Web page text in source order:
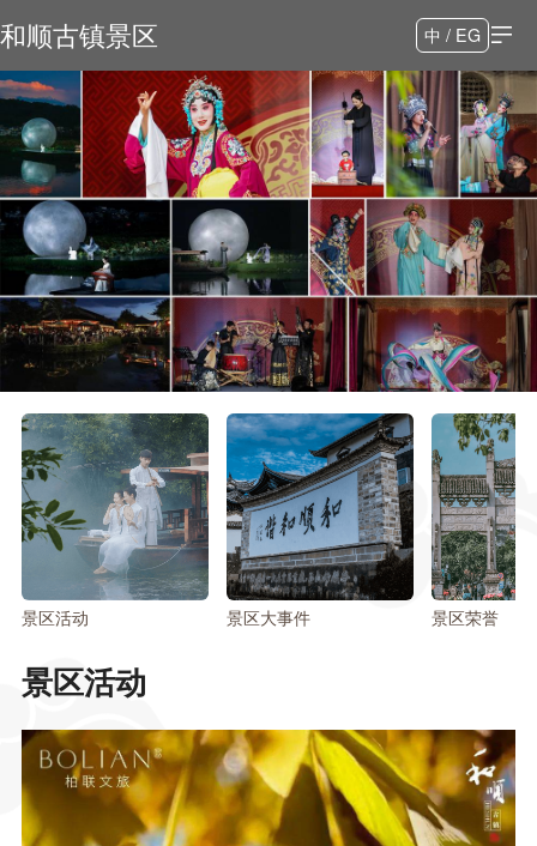
和顺古镇景区 中 / EG
景区活动 景区大事件 景区荣誉
景区活动